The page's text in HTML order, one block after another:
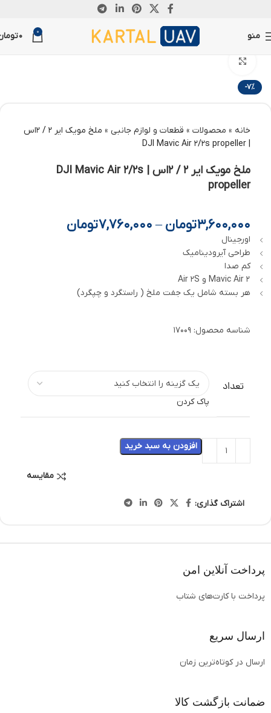
منو 0
0
-7%
خانه » محصولات » قطعات و لوازم جانبی »
ملخ مویک ایر 2 / 2اس
| DJI Mavic Air 2/2s propeller
ملخ مویک ایر 2 / 2اس | DJI Mavic Air 2/2s
propeller
3,600,000تومان –
7,760,000تومان
اورجینال
طراحی آیرودینامیک
کم صدا
هر بسته شامل یک جفت ملخ ( راستگرد و چپگرد)
شناسه محصول: 17009
تعداد
پاک کردن
افزودن به سبد خرید
مقایسه
اشتراک گذاری:
پرداخت آنلاین امن
پرداخت با کارت‌های شتاب
ارسال سریع
ارسال در کوتاه‌ترین زمان
ضمانت بازگشت کالا